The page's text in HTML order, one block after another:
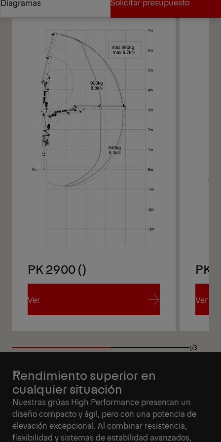
Diagramas
Solicitar presupuesto
PK 2900 ()
Ver
PK
Ver
1/3
Rendimiento superior en
cualquier situación
Nuestras grúas High Performance presentan un
diseño compacto y ágil, pero con una potencia de
elevación excepcional. Al combinar resistencia,
flexibilidad y sistemas de estabilidad avanzados,